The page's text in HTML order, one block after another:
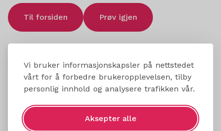
Vi bruker informasjonskapsler på nettstedet
vårt for å forbedre brukeropplevelsen, tilby
personlig innhold og analysere trafikken vår.
Aksepter alle
Til forsiden Prøv igjen